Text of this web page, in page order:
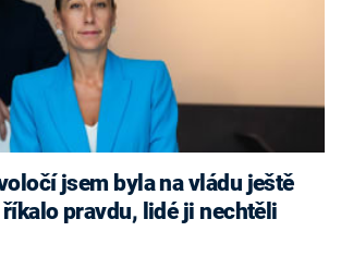
jsem byla na vládu ještě
říkalo pravdu, lidé ji nechtěli